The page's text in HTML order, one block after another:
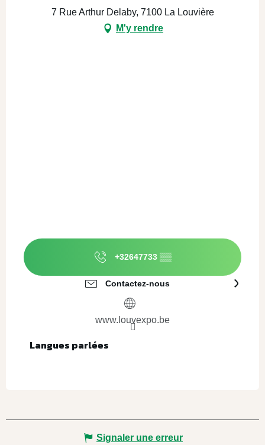
7 Rue Arthur Delaby, 7100 La Louvière
M'y rendre
+32647733 ▒▒
Contactez-nous
www.louvexpo.be
Langues parlées
Langues parlées
Signaler une erreur